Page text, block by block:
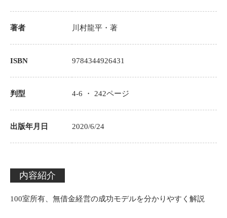
著者 川村⿓平 ・著
ISBN 9784344926431
判型 4-6 ・242ページ
出版年月日 2020/6/24
内容紹介
100室所有、無借⾦経営の成功モデルを分かりやすく解説